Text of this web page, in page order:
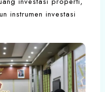
instrumen investasi